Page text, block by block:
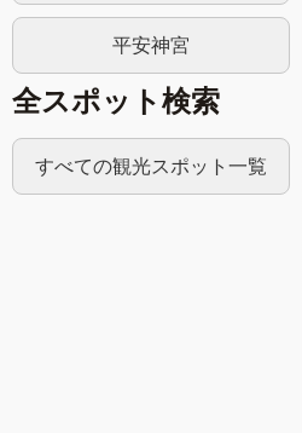
平安神宮
全スポット検索
すべての観光スポット一覧